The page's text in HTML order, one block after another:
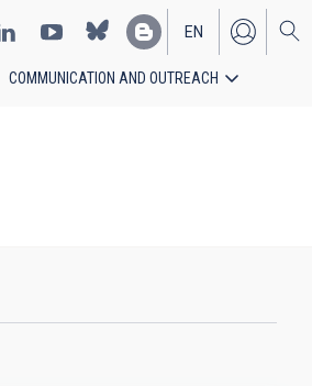
EN
ES
COMMUNICATION AND OUTREACH